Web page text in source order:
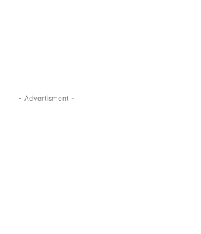
- Advertisment -